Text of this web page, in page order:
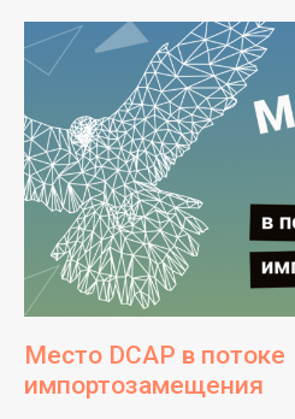
Все новости
Место DCAP в потоке
импортозамещения